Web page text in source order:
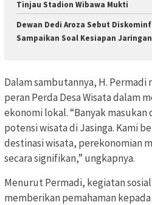
Tinjau Stadion Wibawa Mukti
Dewan Dedi Aroza Sebut
Sampaikan Soal Kesiapan Jaringan
Dalam sambutannya, H.
peran Perda Desa Wisata dalam
ekonomi lokal. “Banyak
potensi wisata di Jasinga. Kami
destinasi wisata, perekonomian
secara signifikan,” ungkapnya.
Menurut Permadi, kegiatan
memberikan pemahaman